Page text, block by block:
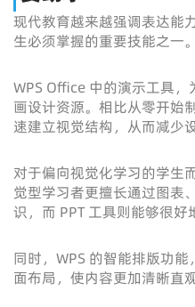
现代教育越来越强调表达能
生必须掌握的重要技能之一。
WPS Office 中的演示工具
画设计资源。相比从零开始
速建立视觉结构，从而减少
对于偏向视觉化学习的学生
觉型学习者更擅长通过图表
识，而 PPT 工具则能够很好
同时，WPS 的智能排版功
面布局，使内容更加清晰直观